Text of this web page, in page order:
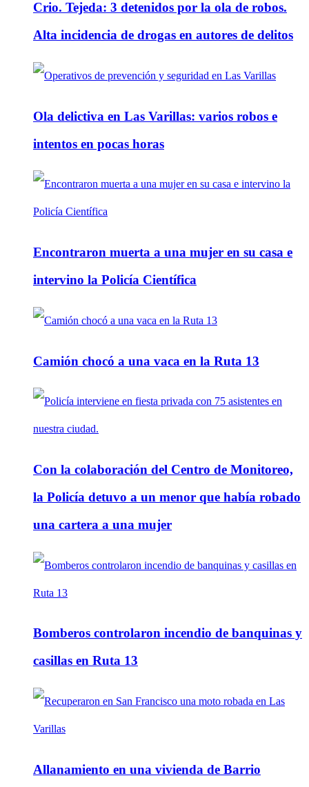
Crio. Tejeda: 3 detenidos por la ola de robos.
Alta incidencia de drogas en autores de delitos
Ola delictiva en Las Varillas: varios robos e
intentos en pocas horas
Encontraron muerta a una mujer en su casa e
intervino la Policía Científica
Camión chocó a una vaca en la Ruta 13
Con la colaboración del Centro de Monitoreo,
la Policía detuvo a un menor que había robado
una cartera a una mujer
Bomberos controlaron incendio de banquinas y
casillas en Ruta 13
Allanamiento en una vivienda de Barrio